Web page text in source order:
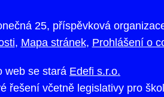
25, příspěvková
Mapa stránek Prohlášení o
web se stará Edefi s.r.o.
řešení včetně legislativy pro